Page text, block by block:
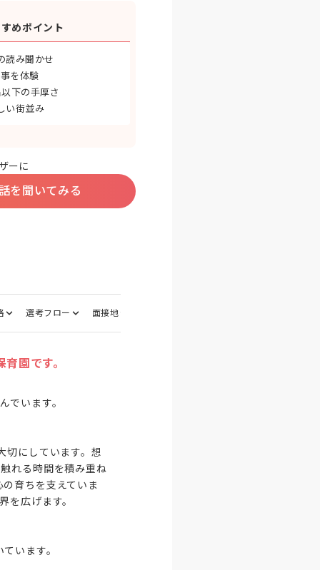
めポイント
読み聞かせ
を体験
下の手厚さ
い街並み
ーに
を聞いてみる
選考フロー 面接地
園です。
でいます。
切にしています。想
れる時間を積み重ね
育ちを支えていま
を広げます。
います。